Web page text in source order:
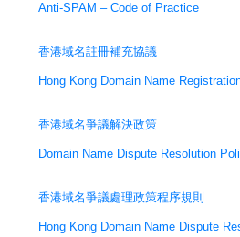
Anti-SPAM – Code of Practice
香港域名註冊補充協議
Hong Kong Domain Name
香港域名爭議解決政策
Domain Name Dispute Resolution
香港域名爭議處理政策程序規則
Hong Kong Domain Name Dispute